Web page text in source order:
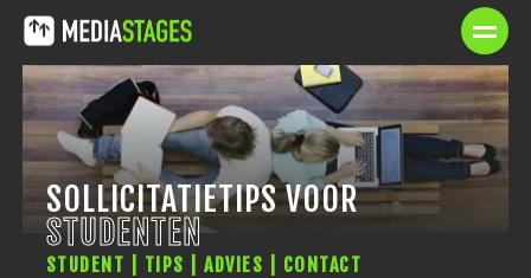
SOLLICITATIETIPS VOOR
STUDENTEN
STUDENT | TIPS | ADVIES | CONTACT